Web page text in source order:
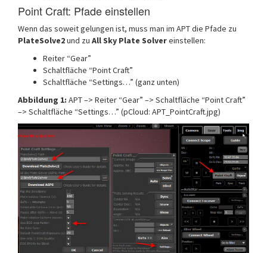
Point Craft: Pfade einstellen
Wenn das soweit gelungen ist, muss man im APT die Pfade zu
PlateSolve2und zu All Sky Plate Solvereinstellen:
Reiter “Gear”
Schaltfläche “Point Craft”
Schaltfläche “Settings…” (ganz unten)
Abbildung 1: APT –> Reiter “Gear” –> Schaltfläche “Point Craft”
–> Schaltfläche “Settings…” (pCloud: APT_PointCraft.jpg)